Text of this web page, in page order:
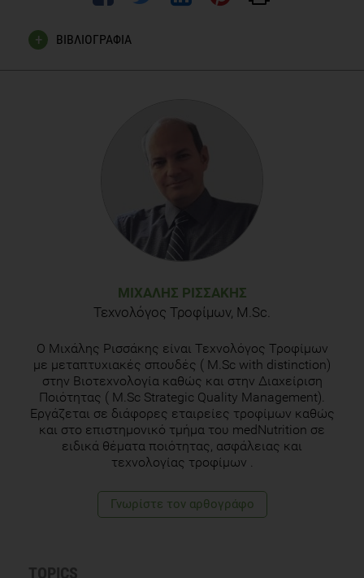
ΒΙΒΛΙΟΓΡΑΦΙΑ
ΕΦΕΤ Κίνδυνοιτροφίμωνaccessedon 21-02-2013
Θωμαιδης ΝΧημικοι παραγοντες στα τροφιμαaccessedon
http://trams.chem.uoa.gr/docs/food_chem_thomaidis.pdf
ΜΙΧΆΛΗΣ ΡΙΣΣΆΚΗΣ
Τεχνολόγος Τροφίμων, M.Sc.
Ο Μιχάλης Ρισσάκης είναι Τεχνολόγος Τροφίμων
με μεταπτυχιακές σπουδές ( M.Sc with distinction)
στην Βιοτεχνολογία καθώς και στην Διαχείριση
Ποιότητας ( M.Sc Strategic Quality Management).
Εργάζεται σε διάφορες εταιρείες τροφίμων καθώς
και στο επιστημονικό τμήμα του medNutrition σε
ειδικά θέματα ποιότητας, ασφάλειας και
τεχνολογίας τροφίμων .
Γνωρίστε τoν αρθογράφο
TOPICS